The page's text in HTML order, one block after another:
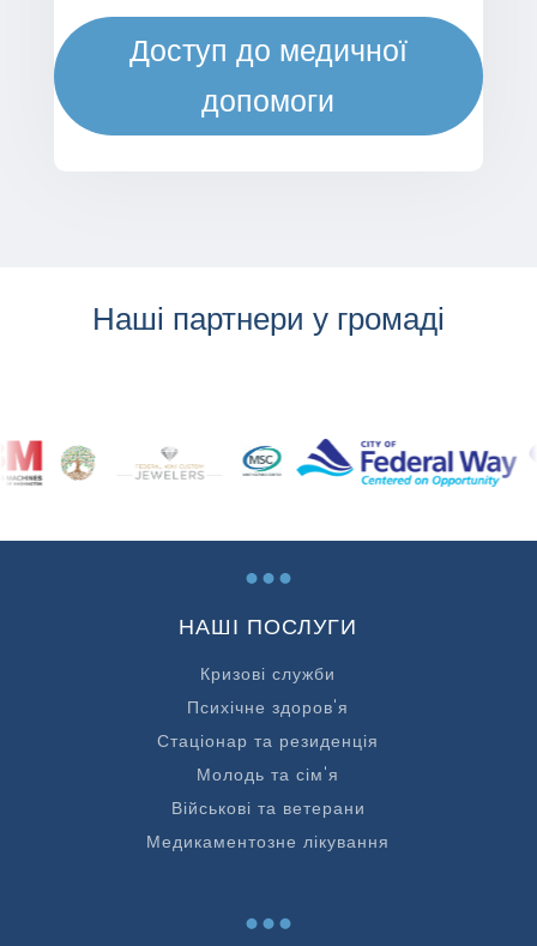
Доступ до медичної
допомоги
Наші партнери у громаді
...
НАШІ ПОСЛУГИ
Кризові служби
Психічне здоров'я
Стаціонар та резиденція
Молодь та сім'я
Військові та ветерани
Медикаментозне лікування
...